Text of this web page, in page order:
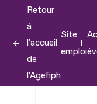
contenu
Retour
à
l'accueil
de
l'Agefiph
Site
emploi